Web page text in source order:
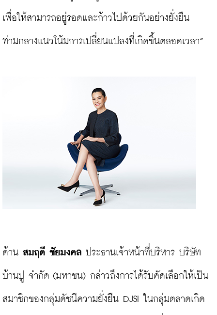
เพื่อให้สามารถอยู่รอดและก้าวไปด้วยกันอย่างยั่งยืน
ท่ามกลางแนวโน้มการเปลี่ยนแปลงที่เกิดขึ้นตลอดเวลา”
ด้าน สมฤดี ชัยมงคล ประธานเจ้าหน้าที่บริหาร บริษัท
บ้านปู จำกัด (มหาชน) กล่าวถึงการได้รับคัดเลือกให้เป็น
สมาชิกของกลุ่มดัชนีความยั่งยืน DJSI ในกลุ่มตลาดเกิด